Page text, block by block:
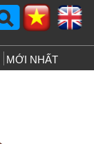
MỚI NHẤT